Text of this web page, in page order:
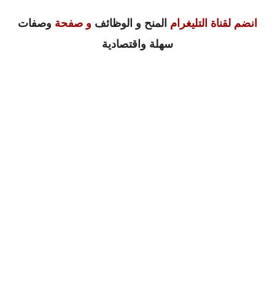
انضم لقناة التليغرام المنح و الوظائف و صفحة وصفات
سهلة واقتصادية